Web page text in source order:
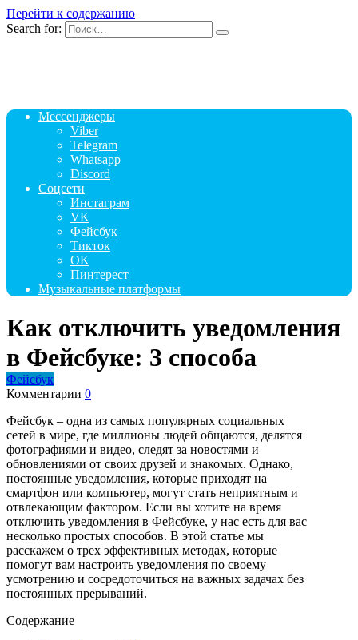
Перейти к содержанию
Search for:
Мессенджеры
Viber
Telegram
Whatsapp
Discord
Соцсети
Инстаграм
VK
Фейсбук
Тикток
OK
Пинтерест
Музыкальные платформы
Как отключить уведомления
в Фейсбуке: 3 способа
Фейсбук
Комментарии 0
Фейсбук – одна из самых популярных социальных
сетей в мире, где миллионы людей общаются, делятся
фотографиями и видео, следят за новостями и
обновлениями от своих друзей и знакомых. Однако,
постоянные уведомления, которые приходят на
смартфон или компьютер, могут стать неприятным и
отвлекающим фактором. Если вы хотите на время
отключить уведомления в Фейсбуке, у нас есть для вас
несколько простых способов. В этой статье мы
расскажем о трех эффективных методах, которые
помогут вам настроить уведомления по своему
усмотрению и сосредоточиться на важных задачах без
постоянных прерываний.
Содержание